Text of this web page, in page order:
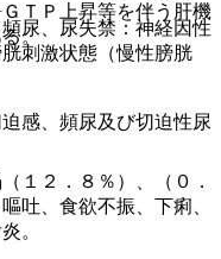
ＴＰ上昇等を伴う肝機
。
１２．８％）、（０．
吐、食欲不振、下痢、
。
尿、尿失禁：神経因性
刺激状態（慢性膀胱
感、頻尿及び切迫性尿